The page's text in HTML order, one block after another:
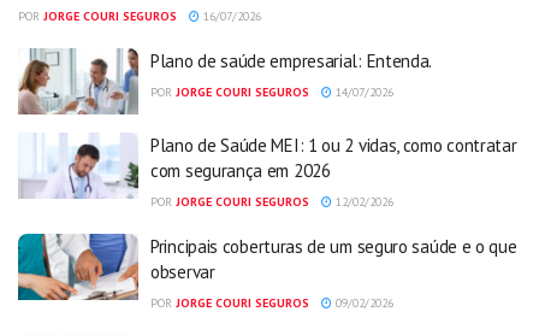
POR JORGE COURI SEGUROS 16/07/2026
Plano de saúde empresarial: Entenda.
POR JORGE COURI SEGUROS 14/07/2026
Plano de Saúde MEI: 1 ou 2 vidas, como contratar
com segurança em 2026
POR JORGE COURI SEGUROS 12/02/2026
Principais coberturas de um seguro saúde e o que
observar
POR JORGE COURI SEGUROS 09/02/2026